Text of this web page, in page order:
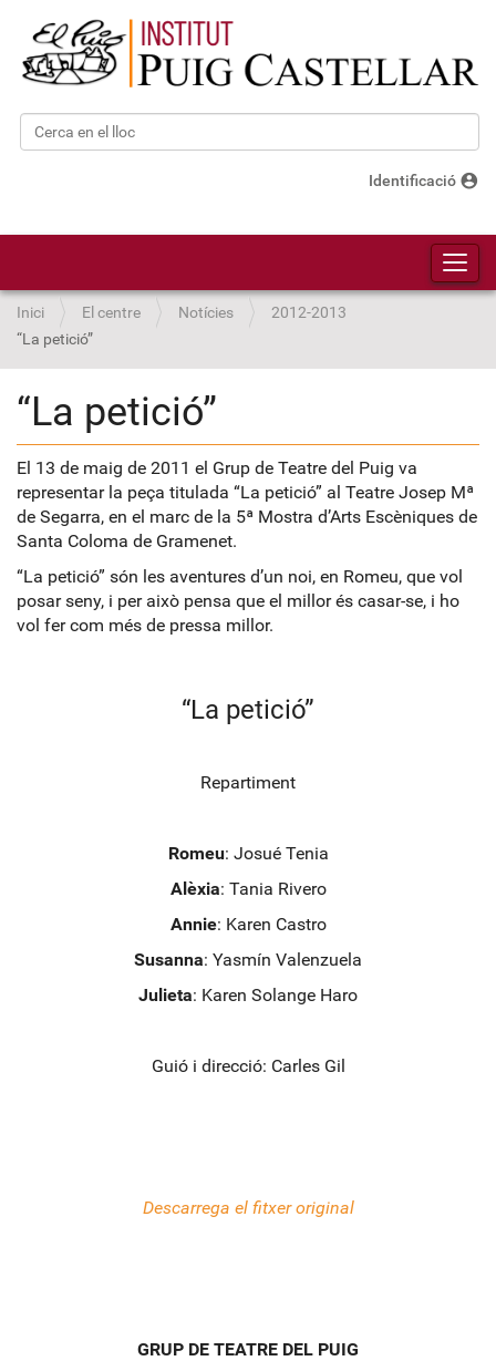
Cerca
Identificació account_circle
Inici El centre Notícies
2012-2013
“La petició”
“La petició”
El 13 de maig de 2011 el Grup de Teatre del Puig va
representar la peça titulada “La petició” al Teatre Josep Mª
de Segarra, en el marc de la 5ª Mostra d’Arts Escèniques de
Santa Coloma de Gramenet.
“La petició” són les aventures d’un noi, en Romeu, que vol
posar seny, i per això pensa que el millor és casar-se, i ho
vol fer com més de pressa millor.
“La petició”
Repartiment
Romeu: Josué Tenia
Alèxia: Tania Rivero
Annie: Karen Castro
Susanna: Yasmín Valenzuela
Julieta: Karen Solange Haro
Guió i direcció: Carles Gil
Descarrega el fitxer original
GRUP DE TEATRE DEL PUIG